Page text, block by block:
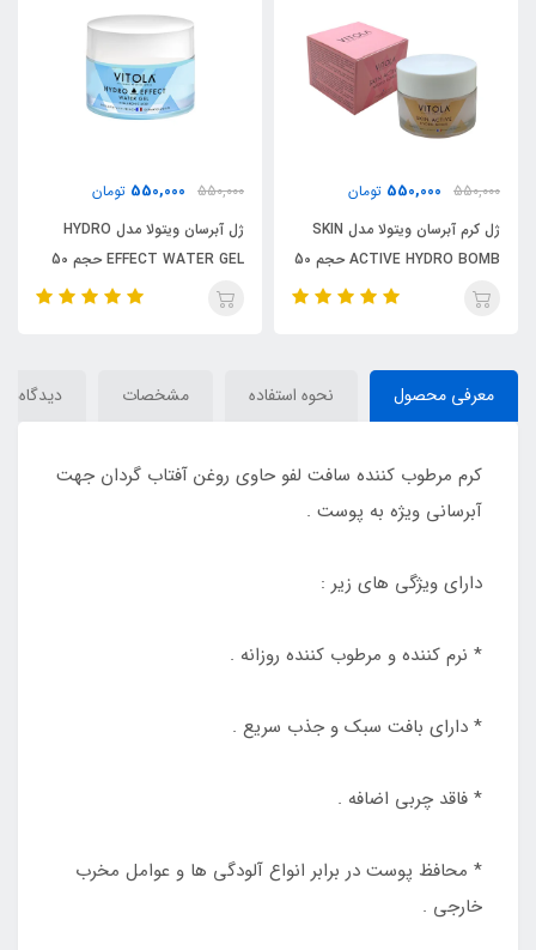
550,000
550,000 تومان
ژل کرم آبرسان ویتولا مدل SKIN
ACTIVE HYDRO BOMB حجم 50
میلی لیتر / VITOLA
550,000
550,000 تومان
ژل آبرسان ویتولا مدل HYDRO
EFFECT WATER GEL حجم 50
میلی لیتر / VITOLA
معرفی محصول نحوه استفاده مشخصات دیدگاه‌ها
کرم مرطوب کننده سافت لفو حاوی روغن آفتاب گردان جهت
آبرسانی ویژه به پوست .
دارای ویژگی های زیر :
* نرم کننده و مرطوب کننده روزانه .
* دارای بافت سبک و جذب سریع .
* فاقد چربی اضافه .
* محافظ پوست در برابر انواع آلودگی ها و عوامل مخرب
خارجی .